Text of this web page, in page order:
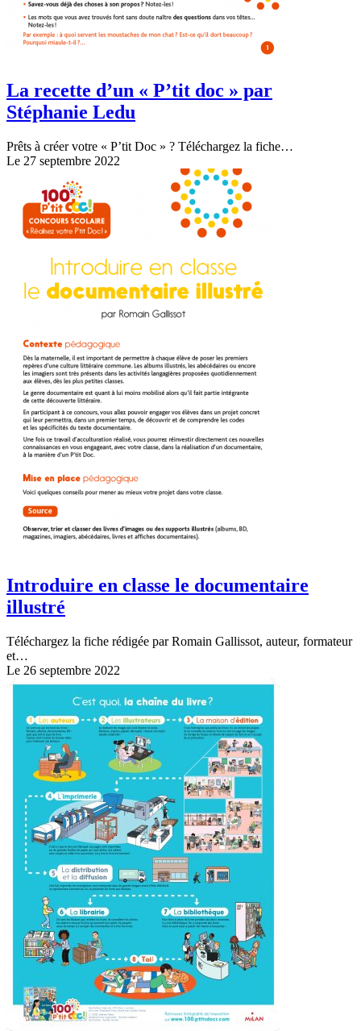
La recette d’un « P’tit doc » par
Stéphanie Ledu
Prêts à créer votre « P’tit Doc » ? Téléchargez la fiche…
Le 27 septembre 2022
Introduire en classe le documentaire
illustré
Téléchargez la fiche rédigée par Romain Gallissot, auteur, formateur
et…
Le 26 septembre 2022